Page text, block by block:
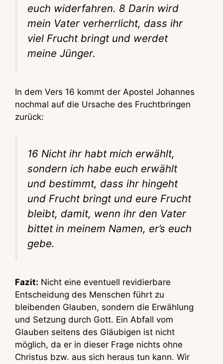
euch widerfahren. 8 Darin wird
mein Vater verherrlicht, dass ihr
viel Frucht bringt und werdet
meine Jünger.
In dem Vers 16 kommt der Apostel Johannes
nochmal auf die Ursache des Fruchtbringen
zurück:
16 Nicht ihr habt mich erwählt,
sondern ich habe euch erwählt
und bestimmt, dass ihr hingeht
und Frucht bringt und eure Frucht
bleibt, damit, wenn ihr den Vater
bittet in meinem Namen, er’s euch
gebe.
Fazit: Nicht eine eventuell revidierbare
Entscheidung des Menschen führt zu
bleibenden Glauben, sondern die Erwählung
und Setzung durch Gott. Ein Abfall vom
Glauben seitens des Gläubigen ist nicht
möglich, da er in dieser Frage nichts ohne
Christus bzw. aus sich heraus tun kann. Wir